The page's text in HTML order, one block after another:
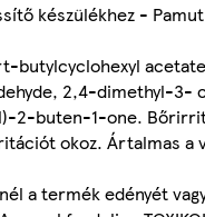
készülékhez -
butylcyclohexyl
2,4-dimethyl-3-
2-buten-1-one.
okoz. Ártalmas a
a termék edényét